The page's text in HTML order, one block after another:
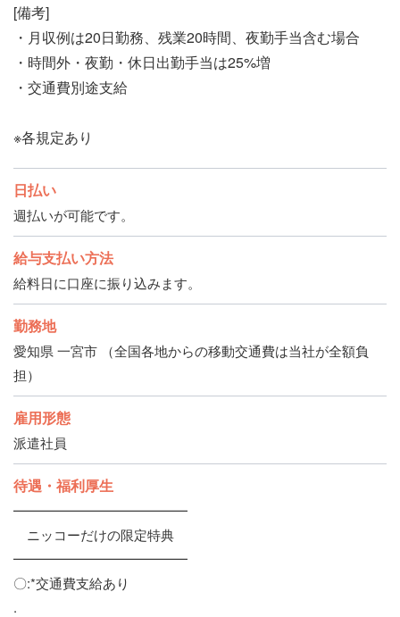
[備考]
・月収例は20日勤務、残業20時間、夜勤手当含む場合
・時間外・夜勤・休日出勤手当は25%増
・交通費別途支給
※各規定あり
日払い
週払いが可能です。
給与支払い方法
給料日に口座に振り込みます。
勤務地
愛知県 一宮市 （全国各地からの移動交通費は当社が全額負
担）
雇用形態
派遣社員
待遇・福利厚生
━━━━━━━━━━━━━
ニッコーだけの限定特典
━━━━━━━━━━━━━
〇:*交通費支給あり
.